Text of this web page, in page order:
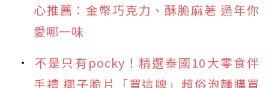
心推薦：金幣巧克力、酥脆麻荖 過年你
愛哪一味
不是只有pocky！精選泰國10大零食伴
手禮 椰子脆片「買這牌」超俗泡麵購買